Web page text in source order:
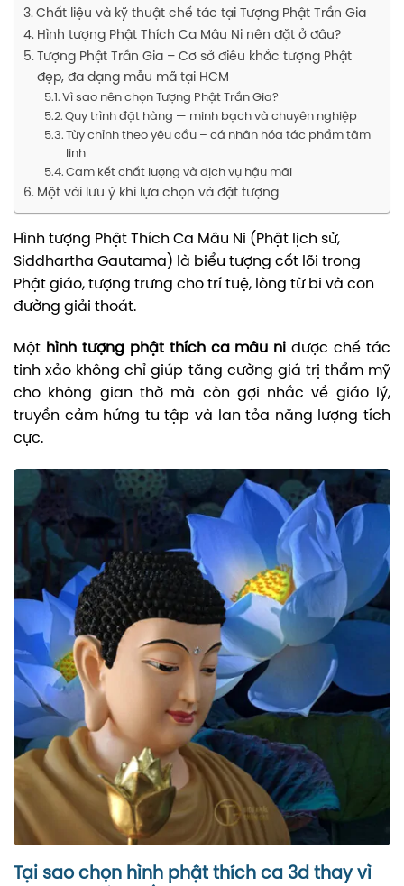
Chất liệu và kỹ thuật chế tác tại Tượng Phật Trần Gia
Hình tượng Phật Thích Ca Mâu Ni nên đặt ở đâu?
Tượng Phật Trần Gia – Cơ sở điêu khắc tượng Phật
đẹp, đa dạng mẫu mã tại HCM
Vì sao nên chọn Tượng Phật Trần Gia?
Quy trình đặt hàng — minh bạch và chuyên nghiệp
Tùy chỉnh theo yêu cầu – cá nhân hóa tác phẩm tâm
linh
Cam kết chất lượng và dịch vụ hậu mãi
Một vài lưu ý khi lựa chọn và đặt tượng
Hình tượng Phật Thích Ca Mâu Ni (Phật lịch sử,
Siddhartha Gautama) là biểu tượng cốt lõi trong
Phật giáo, tượng trưng cho trí tuệ, lòng từ bi và con
đường giải thoát.
Một hình tượng phật thích ca mâu ni được chế tác
tinh xảo không chỉ giúp tăng cường giá trị thẩm mỹ
cho không gian thờ mà còn gợi nhắc về giáo lý,
truyền cảm hứng tu tập và lan tỏa năng lượng tích
cực.
Tại sao chọn hình phật thích ca 3d thay vì